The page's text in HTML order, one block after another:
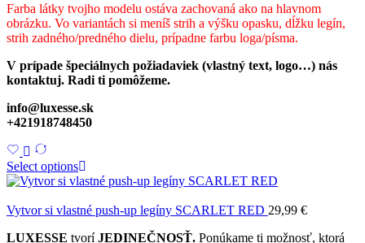
Farba látky tvojho modelu ostáva zachovaná ako na hlavnom
obrázku. Vo variantách si meníš strih a výšku opasku, dĺžku legín,
strih zadného/predného dielu, prípadne farbu loga/písma.
V prípade špeciálnych požiadaviek (vlastný text, logo…) nás
kontaktuj. Radi ti pomôžeme.
info@luxesse.sk
+421918748450
Select options
Vytvor si vlastné push-up legíny SCARLET RED 29,99 €
LUXESSE tvoríJEDINEČNOSŤ. Ponúkame ti možnosť, ktorá